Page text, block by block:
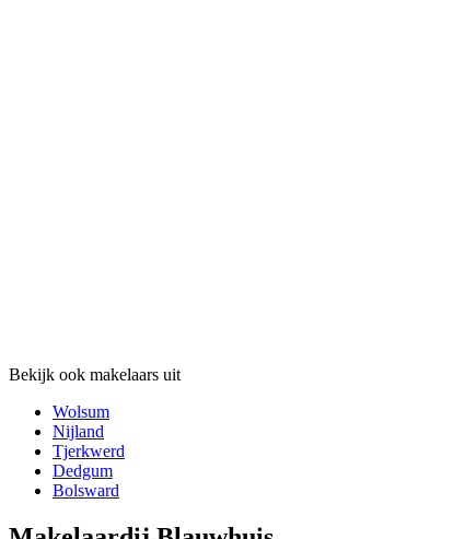
Bekijk ook makelaars uit
Wolsum
Nijland
Tjerkwerd
Dedgum
Bolsward